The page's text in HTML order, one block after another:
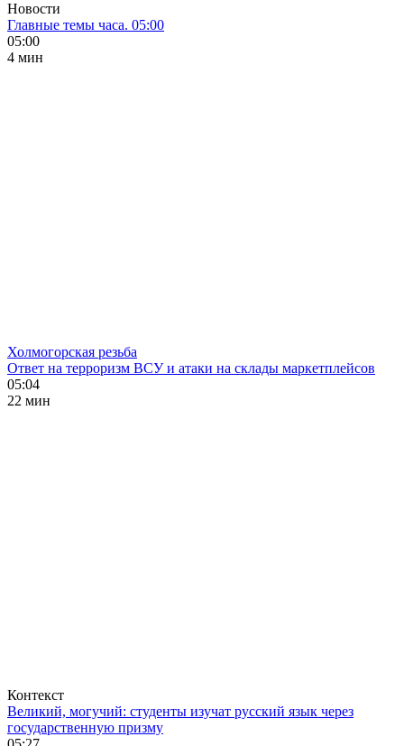
Новости
Главные темы часа. 05:00
05:00
4 мин
Холмогорская резьба
Ответ на терроризм ВСУ и атаки на склады маркетплейсов
05:04
22 мин
Контекст
Великий, могучий: студенты изучат русский язык через
государственную призму